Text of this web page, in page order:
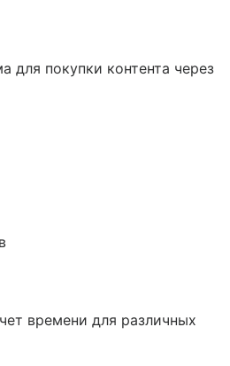
для покупки контента через
времени для различных